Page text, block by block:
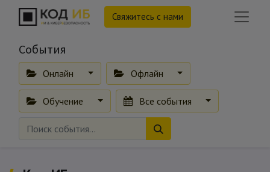
Свяжитесь с нами
События
Онлайн Офлайн
Обучение Все события